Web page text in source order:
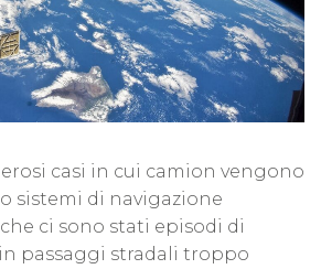
casi in cui camion vengono
sistemi di navigazione
ci sono stati episodi di
passaggi stradali troppo